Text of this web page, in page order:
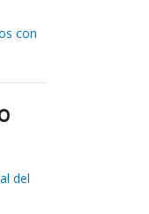
con
del